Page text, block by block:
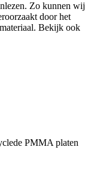
Zo kunnen wij
door het
Bekijk ook
PMMA platen